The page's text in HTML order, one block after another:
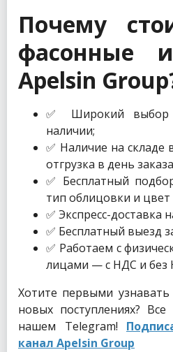
Почему
фасонные
Apelsin
✅ Широкий
наличии;
✅ Наличие на складе
отгрузка в день
✅ Бесплатный
тип облицовки и
✅ Экспресс-доставка
✅ Бесплатный выезд
✅ Работаем с
лицами — с НДС и без
Хотите первыми
новых поступлениях?
нашем Telegram!
канал Apelsin Group